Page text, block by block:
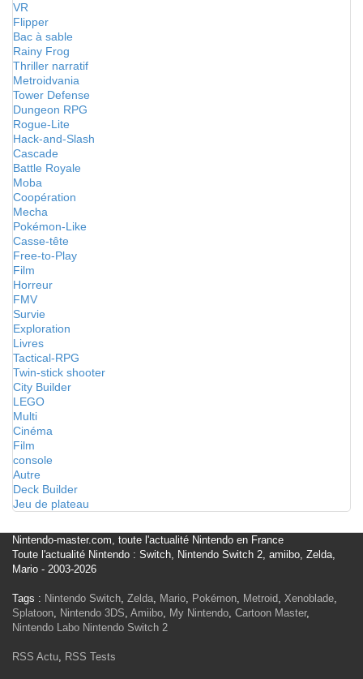
VR
Flipper
Bac à sable
Rainy Frog
Thriller narratif
Metroidvania
Tower Defense
Dungeon RPG
Rogue-Lite
Hack-and-Slash
Cascade
Battle Royale
Moba
Coopération
Mecha
Pokémon-Like
Casse-tête
Free-to-Play
Film
Horreur
FMV
Survie
Exploration
Livres
Tactical-RPG
Twin-stick shooter
City Builder
LEGO
Multi
Cinéma
Film
console
Autre
Deck Builder
Jeu de plateau
Nintendo-master.com, toute l'actualité Nintendo en France
Toute l'actualité Nintendo : Switch, Nintendo Switch 2, amiibo, Zelda,
Mario - 2003-2026
Tags : Nintendo Switch, Zelda, Mario, Pokémon, Metroid, Xenoblade,
Splatoon, Nintendo 3DS, Amiibo, My Nintendo, Cartoon Master,
Nintendo Labo Nintendo Switch 2
RSS Actu, RSS Tests